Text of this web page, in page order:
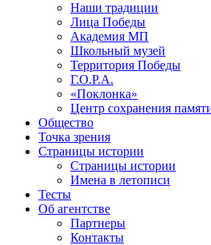
Наши традиции
Лица Победы
Академия МП
Школьный музей
Территория Победы
Г.О.Р.А.
«Поклонка»
Центр сохранения
Общество
Точка зрения
Страницы истории
Страницы истории
Имена в летописи
Тесты
Об агентстве
Партнеры
Контакты